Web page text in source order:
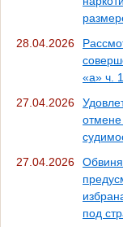
28.04.2026
«а» ч.
27.04.2026
27.04.2026
под